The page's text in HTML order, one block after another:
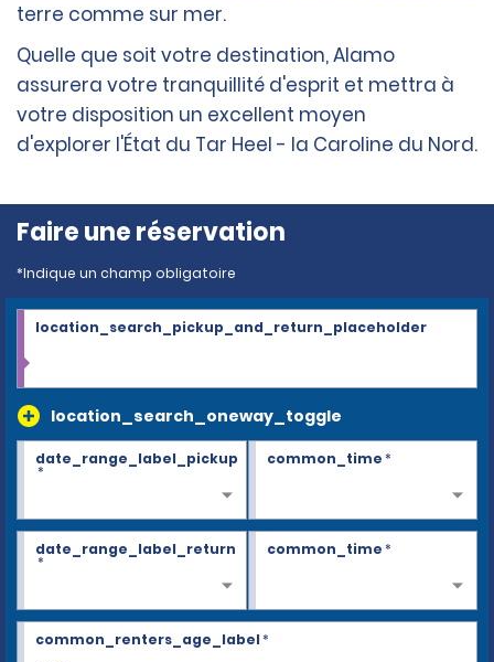
terre comme sur mer.
Quelle que soit votre destination, Alamo
assurera votre tranquillité d'esprit et mettra à
votre disposition un excellent moyen
d'explorer l'État du Tar Heel - la Caroline du Nord.
Faire une réservation
*Indique un champ obligatoire
location_search_oneway_toggle
location_search_pickup_and_return_placeholder
date_range_label_pickup
*
common_time*
date_range_label_return
*
common_time*
common_renters_age_label*